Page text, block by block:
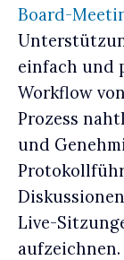
Board-
einfach und
Workflow
Prozess
und
Live-